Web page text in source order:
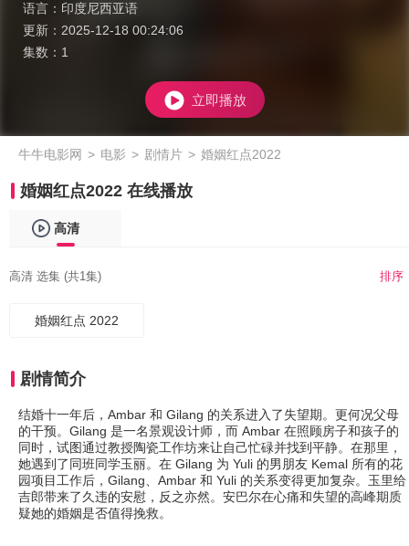
语言： 印度尼西亚语
更新： 2025-12-18 00:24:06
集数： 1
立即播放
牛牛电影网 > 电影 > 剧情片 > 婚姻红点2022
婚姻红点2022 在线播放
高清
高清 选集 (共1集) 排序
婚姻红点 2022
剧情简介
结婚十一年后，Ambar 和 Gilang 的关系进入了失望期。更何况父母
的干预。Gilang 是一名景观设计师，而 Ambar 在照顾房子和孩子的
同时，试图通过教授陶瓷工作坊来让自己忙碌并找到平静。在那里，
她遇到了同班同学玉丽。在 Gilang 为 Yuli 的男朋友 Kemal 所有的花
园项目工作后，Gilang、Ambar 和 Yuli 的关系变得更加复杂。玉里给
吉郎带来了久违的安慰，反之亦然。安巴尔在心痛和失望的高峰期质
疑她的婚姻是否值得挽救。